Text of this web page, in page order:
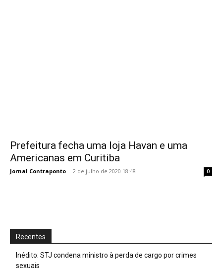
Prefeitura fecha uma loja Havan e uma
Americanas em Curitiba
Jornal Contraponto - 2 de julho de 2020 18:48 0
Recentes
Inédito: STJ condena ministro à perda de cargo por crimes
sexuais